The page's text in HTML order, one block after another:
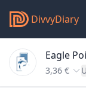
DivvyDiary
Eagle
3,36 €